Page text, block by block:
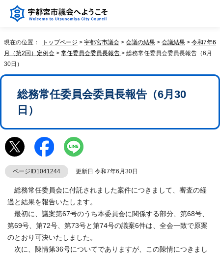
現在の位置： トップページ > 宇都宮市議会 > 会議の結果 > 会議結果 > 令和7年6
月（第2回）定例会 > 常任委員会委員長報告 > 総務常任委員会委員長報告（6月
30日）
総務常任委員会委員長報告（6月30
日）
ページID1041244 更新日 令和7年6月30日
総務常任委員会に付託されました案件につきまして、審査の経
過と結果を報告いたします。
最初に、議案第67号のうち本委員会に関係する部分、第68号、
第69号、第72号、第73号と第74号の議案6件は、全会一致で原案
のとおり可決いたしました。
次に、陳情第36号についてでありますが、この陳情につきまし